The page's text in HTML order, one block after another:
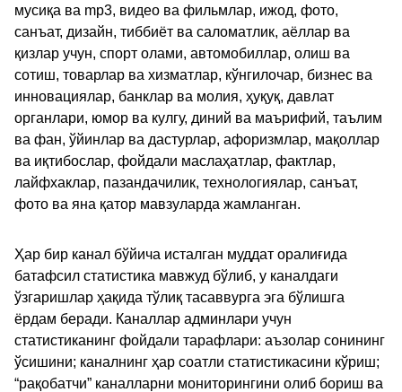
мусиқа ва mp3, видео ва фильмлар, ижод, фото,
санъат, дизайн, тиббиёт ва саломатлик, аёллар ва
қизлар учун, спорт олами, автомобиллар, олиш ва
сотиш, товарлар ва хизматлар, кўнгилочар, бизнес ва
инновациялар, банклар ва молия, ҳуқуқ, давлат
органлари, юмор ва кулгу, диний ва маърифий, таълим
ва фан, ўйинлар ва дастурлар, афоризмлар, мақоллар
ва иқтибослар, фойдали маслаҳатлар, фактлар,
лайфхаклар, пазандачилик, технологиялар, санъат,
фото ва яна қатор мавзуларда жамланган.
Ҳар бир канал бўйича исталган муддат оралиғида
батафсил статистика мавжуд бўлиб, у каналдаги
ўзгаришлар ҳақида тўлиқ тасаввурга эга бўлишга
ёрдам беради. Каналлар админлари учун
статистиканинг фойдали тарафлари: аъзолар сонининг
ўсишини; каналнинг ҳар соатли статистикасини кўриш;
“рақобатчи” каналларни мониторингини олиб бориш ва